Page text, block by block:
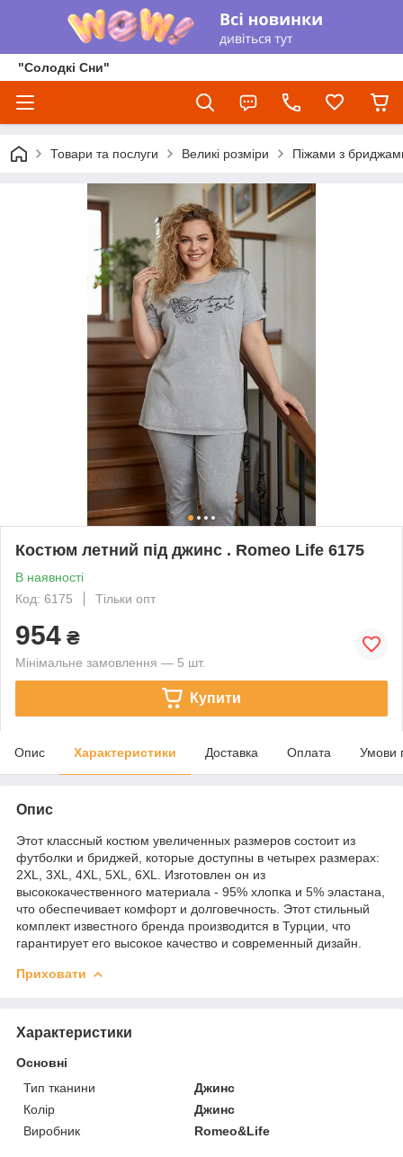
"Солодкі Сни"
Товари та послуги Великі розміри Піжами з
Костюм летний під джинс . Romeo Life 6175
В наявності
Код: 6175
Тільки опт
954 ₴
Мінімальне замовлення — 5 шт.
Купити
Опис Характеристики Доставка Оплата Умови
Опис
Этот классный костюм увеличенных размеров состоит из
футболки и бриджей, которые доступны в четырех размерах:
2XL, 3XL, 4XL, 5XL, 6XL. Изготовлен он из
высококачественного материала - 95% хлопка и 5% эластана,
что обеспечивает комфорт и долговечность. Этот стильный
комплект известного бренда производится в Турции, что
гарантирует его высокое качество и современный дизайн.
Приховати
Характеристики
Основні
Тип тканини
Джинс
Колір
Джинс
Виробник
Romeo&Life